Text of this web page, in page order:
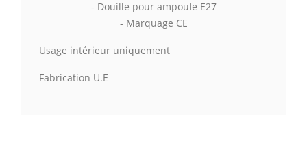
- Douille pour ampoule E27
- Marquage CE
Usage intérieur uniquement
Fabrication U.E